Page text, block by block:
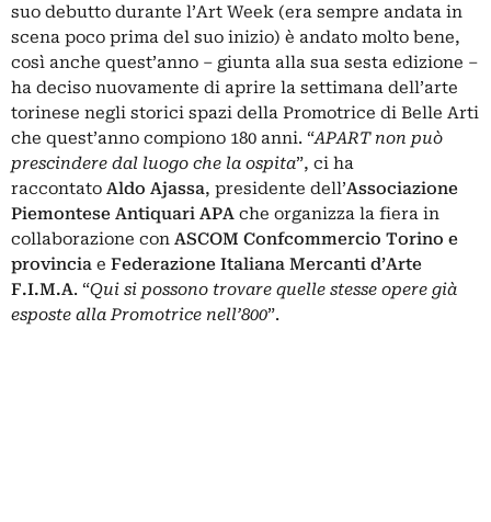
suo debutto durante l’Art Week (era sempre andata in
scena poco prima del suo inizio) è andato molto bene,
così anche quest’anno – giunta alla sua sesta edizione –
ha deciso nuovamente di aprire la settimana dell’arte
torinese negli storici spazi della Promotrice di Belle Arti
che quest’anno compiono 180 anni. “APART non può
prescindere dal luogo che la ospita”, ci ha
raccontato Aldo Ajassa, presidente dell’Associazione
Piemontese Antiquari APA che organizza la fiera in
collaborazione con ASCOM Confcommercio Torino e
provincia e Federazione Italiana Mercanti d’Arte
F.I.M.A. “Qui si possono trovare quelle stesse opere già
esposte alla Promotrice nell’800”.